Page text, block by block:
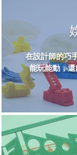
在設計師的巧
能玩能動，還